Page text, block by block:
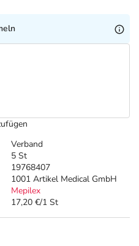
Verband
5 St
19768407
1001 Artikel Medical GmbH
Mepilex
17,20 €/1 St